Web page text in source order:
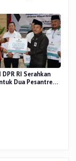
RI Serahkan
Dua Pesantren